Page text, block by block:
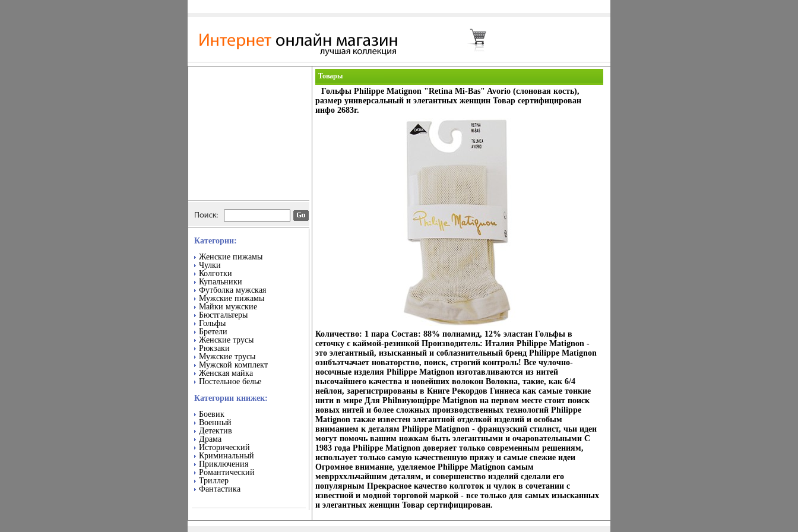
Категории:
Женские пижамы
Чулки
Колготки
Купальники
Футболка мужская
Мужские пижамы
Майки мужские
Бюстгальтеры
Гольфы
Бретели
Женские трусы
Рюкзаки
Мужские трусы
Мужской комплект
Женская майка
Постельное белье
Категории книжек:
Боевик
Военный
Детектив
Драма
Исторический
Криминальный
Приключения
Романтический
Триллер
Фантастика
Товары
Гольфы Philippe Matignon "Retina Mi-Bas" Avorio (слоновая кость),
размер универсальный и элегантных женщин Товар сертифицирован
инфо 2683r.
Количество: 1 пара Состав: 88% полиамид, 12% эластан Гольфы в
сеточку с каймой-резинкой Производитель: Италия Philippe Matignon -
это элегантный, изысканный и соблазнительный бренд Philippe Matignon
ознбъэтчачает новаторство, поиск, строгий контроль! Все чулочно-
носочные изделия Philippe Matignon изготавливаются из нитей
высочайшего качества и новейших волокон Волокна, такие, как 6/4
нейлон, зарегистрированы в Книге Рекордов Гиннеса как самые тонкие
нити в мире Для Philвиующippe Matignon на первом месте стоит поиск
новых нитей и более сложных производственных технологий Philippe
Matignon также известен элегантной отделкой изделий и особым
вниманием к деталям Philippe Matignon - французский стилист, чьи идеи
могут помочь вашим ножкам быть элегантными и очаровательными С
1983 года Philippe Matignon доверяет только современным решениям,
использует только самую качественную пряжу и самые свежие идеи
Огромное внимание, уделяемое Philippe Matignon самым
мевррххльчайшим деталям, и совершенство изделий сделали его
популярным Прекрасное качество колготок и чулок в сочетании с
известной и модной торговой маркой - все только для самых изысканных
и элегантных женщин Товар сертифицирован.